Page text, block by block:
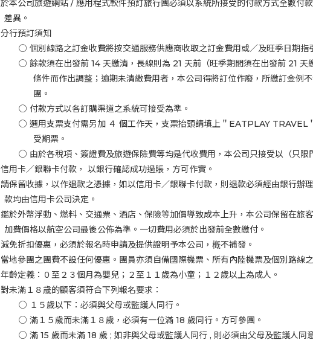
於本公司旅遊網站 / 應用程式軟件預訂旅行團必須以系統所接受的付款方式全數付
差異。
分行預訂須知
○ 個別線路之訂金收費將按交通服務供應商收取之訂金費用或／及旺季日期
○ 餘款須在出發前 14 天繳清，長線則為 21 天前（旺季期間須在出發前 21 天
條件而作出調整；逾期未清繳費用者，本公司得將訂位作廢，所繳訂金例
團。
○ 付款方式以各訂購渠道之系統可接受為準。
○ 選用支票支付需另加 ４ 個工作天，支票抬頭請填上＂EATPLAY TRAVEL
受期票。
○ 由於各稅項、簽證費及旅遊保險費等均是代收費用，本公司只接受以（只限
信用卡／銀聯卡付款， 以銀行確認成功過賬，方可作實。
請保留收據，以作退款之憑據，如以信用卡／銀聯卡付款，則退款必須經由銀行辦
款均由信用卡公司決定。
鑑於外幣浮動、燃料、交通票、酒店、保險等加價導致成本上升，本公司保留在
加費價格以航空公司最後公佈為準。一切費用必須於出發前全數繳付。
減免折扣優惠，必須於報名時申請及提供證明予本公司，槪不補發。
當地參團之團費不設任何優惠。團員亦須自備國際機票、所有內陸機票及個別路線
年齡定義：０至２３個月為嬰兒；２至１１歲為小童；１２歲以上為成人。
對未滿１８歳的顧客須符合下列報名要求：
○ １５歲以下：必須與父母或監護人同行。
○ 滿１５歲而未滿１８歲，必須有一位滿 18 歲同行。方可參團。
○ 滿 15 歲而未滿 18 歲 ; 如非與父母或監護人同行 , 則必須由父母及監護人同